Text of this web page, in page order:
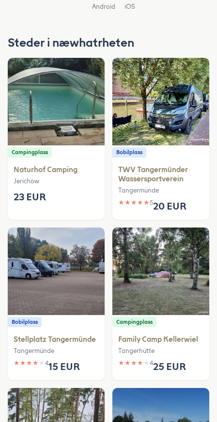
Android iOS
Steder i næwhatrheten
Campingplass
Naturhof Camping
Jerichow
23 EUR
Bobilplass
TWV Tangermünder
Wassersportverein
Tangermünde
★ ★ ★ ★ ★520 EUR
Bobilplass
Stellplatz Tangermünde
Tangermünde
★ ★ ★ ★ ★ 415 EUR
Campingplass
Family Camp Kellerwiel
Tangerhütte
★ ★ ★ ★ ★ 425 EUR